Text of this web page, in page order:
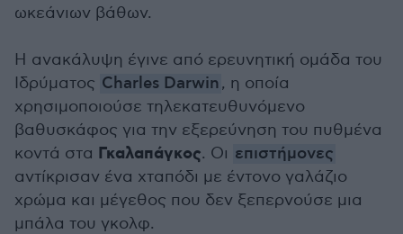
ωκεάνιων βάθων.
Η ανακάλυψη έγινε από ερευνητική ομάδα του
Ιδρύματος Charles Darwin, η οποία
χρησιμοποιούσε τηλεκατευθυνόμενο
βαθυσκάφος για την εξερεύνηση του πυθμένα
κοντά στα Γκαλαπάγκος. Οι επιστήμονες
αντίκρισαν ένα χταπόδι με έντονο γαλάζιο
χρώμα και μέγεθος που δεν ξεπερνούσε μια
μπάλα του γκολφ.